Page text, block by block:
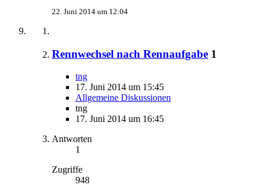
22. Juni 2014 um 12:04
Rennwechsel nach Rennaufgabe 1
tng
17. Juni 2014 um 15:45
Allgemeine Diskussionen
tng
17. Juni 2014 um 16:45
Antworten
1
Zugriffe
948